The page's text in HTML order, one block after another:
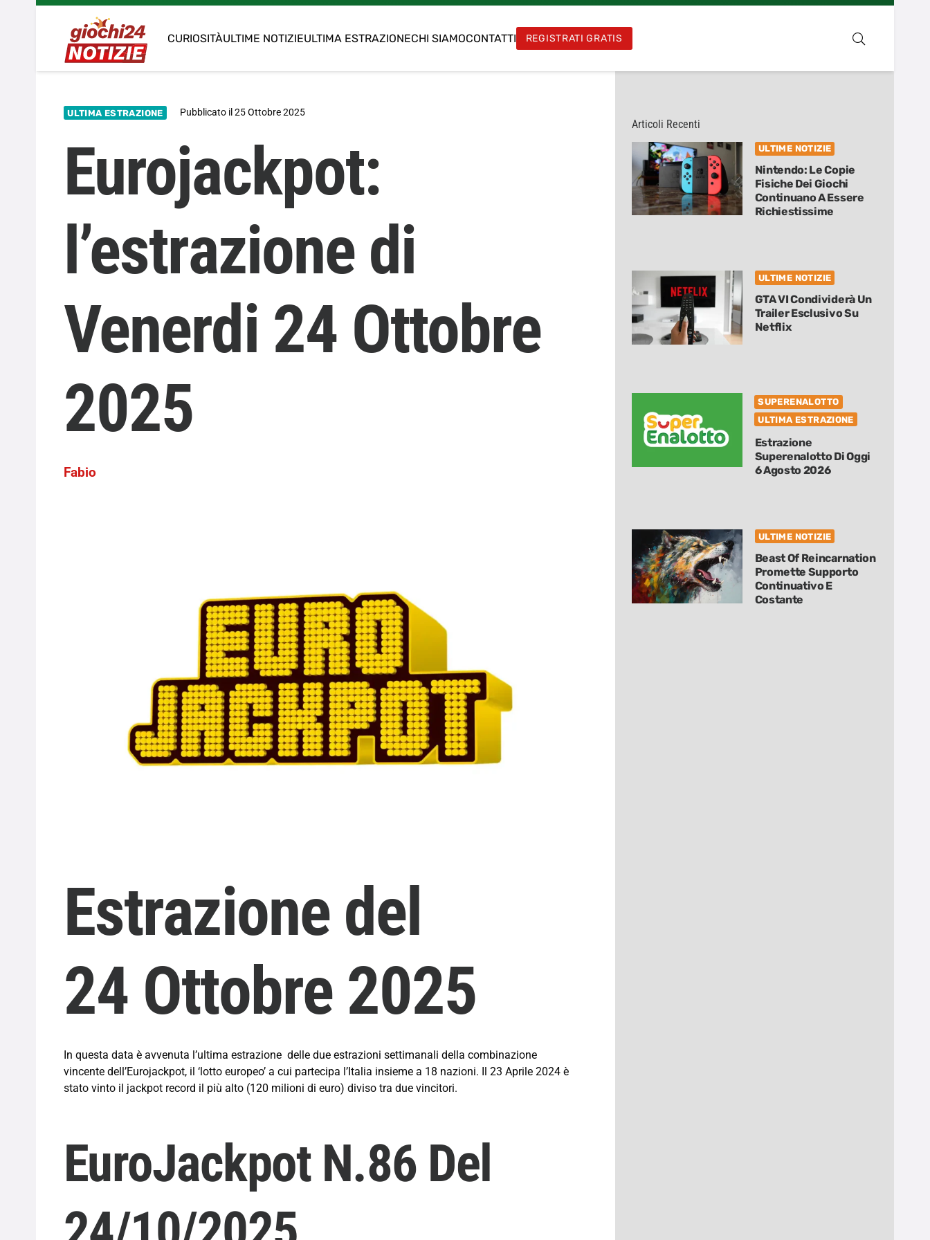
CURIOSITÀULTIME NOTIZIEULTIMA ESTRAZIONECHI SIAMOCONTATTI REGISTRATI GRATIS
ULTIMA ESTRAZIONE Pubblicato il25 Ottobre 2025
Eurojackpot:
l’estrazione di
Venerdi 24 Ottobre
2025
Fabio
Estrazione del
24 Ottobre 2025
In questa data è avvenuta l’ultima estrazione delle due estrazioni settimanali della combinazione
vincente dell’Eurojackpot, il ‘lotto europeo’ a cui partecipa l’Italia insieme a 18 nazioni. Il 23 Aprile 2024 è
stato vinto il jackpot record il più alto (120 milioni di euro) diviso tra due vincitori.
EuroJackpot N.86 Del
Articoli Recenti
ULTIME NOTIZIE
Nintendo: Le Copie
Fisiche Dei Giochi
Continuano A Essere
Richiestissime
ULTIME NOTIZIE
GTA VI Condividerà Un
Trailer Esclusivo Su
Netflix
SUPERENALOTTO
ULTIMA ESTRAZIONE
Estrazione
Superenalotto Di Oggi
6 Agosto 2026
ULTIME NOTIZIE
Beast Of Reincarnation
Promette Supporto
Continuativo E
Costante